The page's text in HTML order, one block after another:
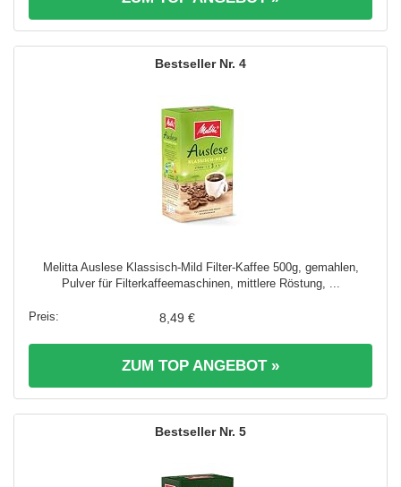
4
Melitta Auslese Klassisch-Mild Filter-Kaffee 500g, gemahlen,
Pulver für Filterkaffeemaschinen, mittlere Röstung, ...
8,49 €
ZUM TOP ANGEBOT »
5